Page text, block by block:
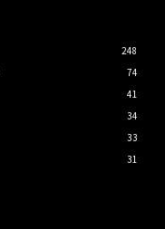
248
74
41
34
33
31